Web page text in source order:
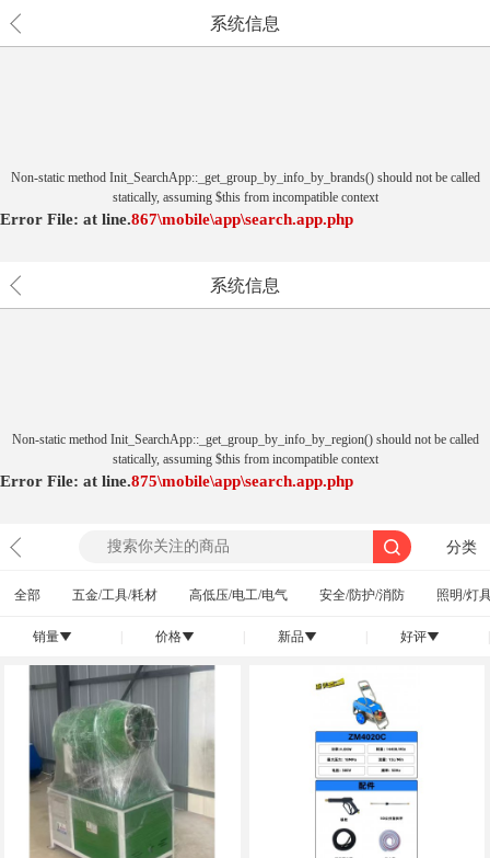
系统信息
Non-static method Init_SearchApp::_get_group_by_info_by_brands() should not be called
statically, assuming $this from incompatible context
Error File: \mobile\app\search.app.php
at 867
line.
系统信息
Non-static method Init_SearchApp::_get_group_by_info_by_region() should not be called
statically, assuming $this from incompatible context
Error File: \mobile\app\search.app.php
at 875
line.
分类
全部 五金/工具/耗材 高低压/电工/电气 安全/防护/消防 照明/灯
销量󰄢 价格󰄢 新品󰄢 好评󰄢